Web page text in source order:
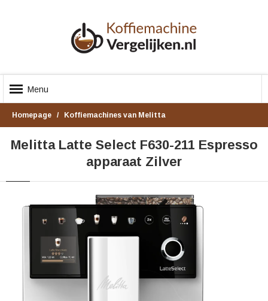
Menu
Homepage Koffiemachines van Melitta
Melitta Latte Select F630-211 Espresso
apparaat Zilver